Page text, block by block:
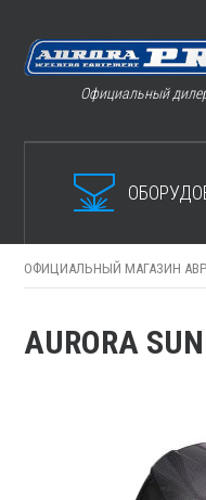
Официальный
ОФИЦИАЛЬНЫЙ МАГАЗИН
AURORA